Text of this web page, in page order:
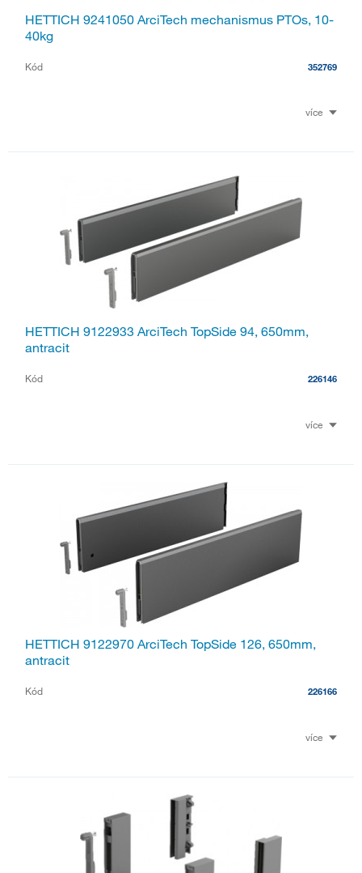
HETTICH 9241050 ArciTech mechanismus PTOs, 10-
40kg
Kód 352769
více
HETTICH 9122933 ArciTech TopSide 94, 650mm,
antracit
Kód 226146
více
HETTICH 9122970 ArciTech TopSide 126, 650mm,
antracit
Kód 226166
více